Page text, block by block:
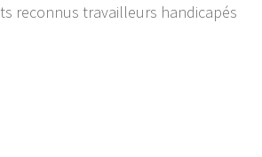
reconnus travailleurs handicapés